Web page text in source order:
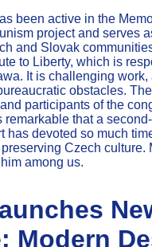
been active in the
project and serves
and Slovak
to Liberty, which is
It is challenging work,
obstacles.
participants of the
remarkable that a
has devoted so much
Czech culture.
among us.
Modern